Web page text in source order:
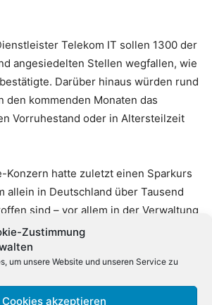
Zustimmung
um unsere Website und unseren Service zu
Cookies akzeptieren
Telekom IT sollen 1300 der
angesiedelten Stellen wegfallen, wie
Darüber hinaus würden rund
den kommenden Monaten das
Vorruhestand oder in Altersteilzeit
Konzern hatte zuletzt einen Sparkurs
allein in Deutschland über Tausend
sind – vor allem in der Verwaltung
in der Düsseldorfer
macht sich die Tendenz zum Sparen
bemerkbar. «Die